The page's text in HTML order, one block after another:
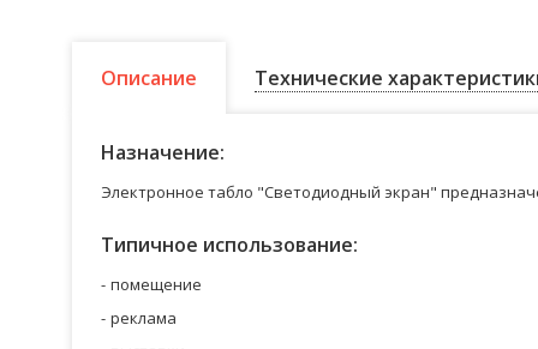
Описание Технические
Назначение:
Электронное табло "Светодиодный экран"
Типичное использование:
помещение
реклама